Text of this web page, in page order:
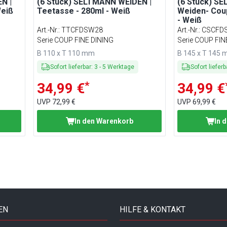
Teetasse - 280ml - Weiß
Art.-Nr.:TTCFDSW28
Serie COUP FINE DINING
B 110 x T 110 mm
Sofort lieferbar: 3 -5 Werktage
34,99 €*
UVP 72,99 €
In den Warenkorb
Weiden-
- Weiß
Art.-Nr.:
Serie COUP
B 145 x T 145
Sofort
34,99 €
UVP69,99 €
In
HILFE & KONTAKT